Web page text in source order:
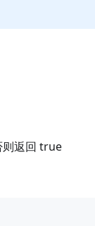
则返回 true